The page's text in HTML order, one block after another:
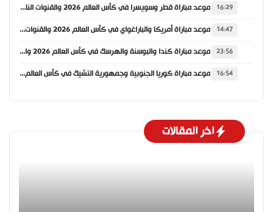
16:29 موعد مباراة قطر وسويسرا في كأس العالم 2026 والقنوات الناقلة
14:47 موعد مباراة أمريكا والباراغواي في كأس العالم 2026 والقنوات الناقلة
23:56 موعد مباراة كندا والبوسنة والهرسك في كأس العالم 2026 والقنوات الناقلة
16:54 موعد مباراة كوريا الجنوبية وجمهورية التشيك في كأس العالم 2026 والقنوات الناقلة
اخر المقالات